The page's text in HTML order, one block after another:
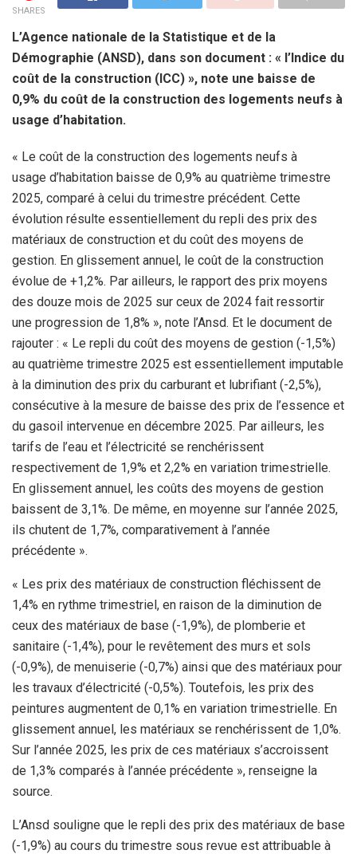
SHARES
L’Agence nationale de la Statistique et de la
Démographie (ANSD), dans son document : « l’Indice du
coût de la construction (ICC) », note une baisse de
0,9% du coût de la construction des logements neufs à
usage d’habitation.
« Le coût de la construction des logements neufs à
usage d’habitation baisse de 0,9% au quatrième trimestre
2025, comparé à celui du trimestre précédent. Cette
évolution résulte essentiellement du repli des prix des
matériaux de construction et du coût des moyens de
gestion. En glissement annuel, le coût de la construction
évolue de +1,2%. Par ailleurs, le rapport des prix moyens
des douze mois de 2025 sur ceux de 2024 fait ressortir
une progression de 1,8% », note l’Ansd. Et le document de
rajouter : « Le repli du coût des moyens de gestion (-1,5%)
au quatrième trimestre 2025 est essentiellement imputable
à la diminution des prix du carburant et lubrifiant (-2,5%),
consécutive à la mesure de baisse des prix de l’essence et
du gasoil intervenue en décembre 2025. Par ailleurs, les
tarifs de l’eau et l’électricité se renchérissent
respectivement de 1,9% et 2,2% en variation trimestrielle.
En glissement annuel, les coûts des moyens de gestion
baissent de 3,1%. De même, en moyenne sur l’année 2025,
ils chutent de 1,7%, comparativement à l’année
précédente ».
« Les prix des matériaux de construction fléchissent de
1,4% en rythme trimestriel, en raison de la diminution de
ceux des matériaux de base (-1,9%), de plomberie et
sanitaire (-1,4%), pour le revêtement des murs et sols
(-0,9%), de menuiserie (-0,7%) ainsi que des matériaux pour
les travaux d’électricité (-0,5%). Toutefois, les prix des
peintures augmentent de 0,1% en variation trimestrielle. En
glissement annuel, les matériaux se renchérissent de 1,0%.
Sur l’année 2025, les prix de ces matériaux s’accroissent
de 1,3% comparés à l’année précédente », renseigne la
source.
L’Ansd souligne que le repli des prix des matériaux de base
(-1,9%) au cours du trimestre sous revue est attribuable à